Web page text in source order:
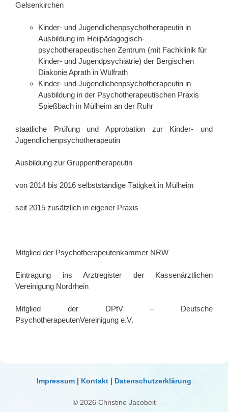
Gelsenkirchen
Kinder- und Jugendlichenpsychotherapeutin in
Ausbildung im Heilpädagogisch-
psychotherapeutischen Zentrum (mit Fachklinik für
Kinder- und Jugendpsychiatrie) der Bergischen
Diakonie Aprath in Wülfrath
Kinder- und Jugendlichenpsychotherapeutin in
Ausbildung in der Psychotherapeutischen Praxis
Spießbach in Mülheim an der Ruhr
staatliche Prüfung und Approbation zur Kinder- und
Jugendlichenpsychotherapeutin
Ausbildung zur Gruppentherapeutin
von 2014 bis 2016 selbstständige Tätigkeit in Mülheim
seit 2015 zusätzlich in eigener Praxis
Mitglied der Psychotherapeutenkammer NRW
Eintragung ins Arztregister der Kassenärztlichen
Vereinigung Nordrhein
Mitglied der DPtV – Deutsche
PsychotherapeutenVereinigung e.V.
Impressum | Kontakt | Datenschutzerklärung
© 2026 Christine Jacobeit